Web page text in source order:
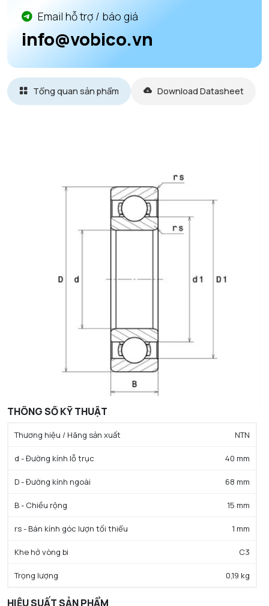
Email hỗ trợ / báo giá
info@vobico.vn
Tổng quan sản phẩm Download Datasheet
THÔNG SỐ KỸ THUẬT
Thương hiệu / Hãng sản xuất NTN
d - Đường kính lỗ trục 40 mm
D - Đường kính ngoài 68 mm
B - Chiều rộng 15 mm
rs - Bán kính góc lượn tối thiểu 1 mm
Khe hở vòng bi C3
Trọng lượng 0,19 kg
HIỆU SUẤT SẢN PHẨM